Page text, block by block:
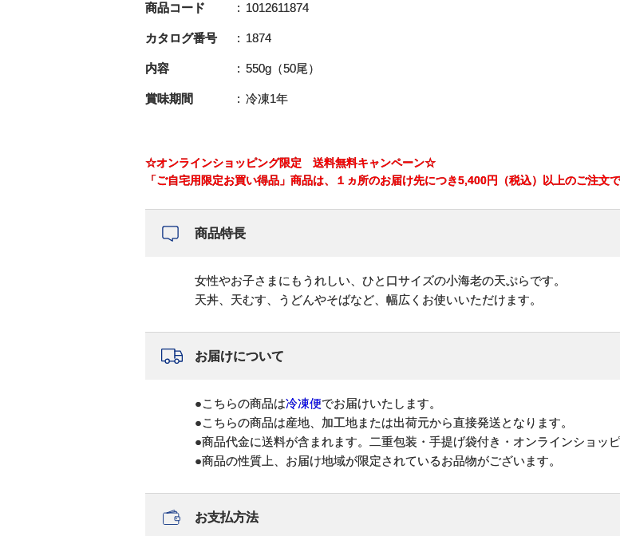
商品コード 1012611874
カタログ番号 1874
内容 550g（50尾）
賞味期間 冷凍1年
☆オンラインショッピング限定 送料無料キャンペーン☆
「ご自宅用限定お買い得品」商品は、１ヵ所のお届け先につき5,400円（税込）以上のご注文
商品特長
女性やお子さまにもうれしい、ひと口サイズの小海老の天ぷらです。
天丼、天むす、うどんやそばなど、幅広くお使いいただけます。
お届けについて
●こちらの商品は冷凍便でお届けいたします。
●こちらの商品は産地、加工地または出荷元から直接発送となります。
●商品代金に送料が含まれます。二重包装・手提げ袋付き・オンラインショッ
●商品の性質上、お届け地域が限定されているお品物がございます。
お支払方法